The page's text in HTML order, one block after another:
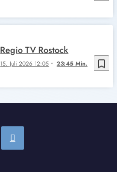
bookmark_border
15. Juli 2026 12:05 23:45 Min.
Regio TV Rostock